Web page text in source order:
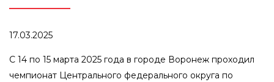
17.03.2025
C 14 по 15 марта 2025 года в городе Воронеж проходил
чемпионат Центрального федерального округа по